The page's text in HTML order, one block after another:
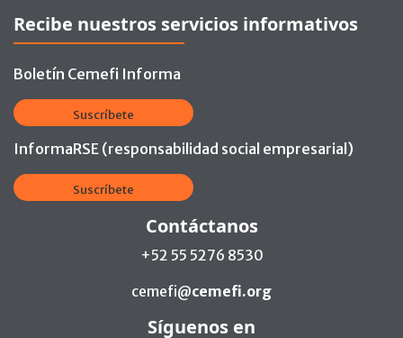
Recibe nuestros servicios informativos
Boletín Cemefi Informa
Suscríbete
InformaRSE (responsabilidad social empresarial)
Suscríbete
Contáctanos
+52 55 5276 8530
cemefi@cemefi.org
Síguenos en